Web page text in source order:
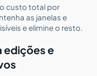
custo total por
as janelas e
e elimine o resto.
edições e